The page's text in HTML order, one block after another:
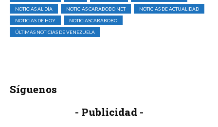
NOTICIAS AL DÍA
NOTICIAS CARABOBO NET
NOTICIAS DE ACTUALIDAD
NOTICIAS DE HOY
NOTICIASCARABOBO
ÚLTIMAS NOTICIAS DE VENEZUELA
Síguenos
- Publicidad -